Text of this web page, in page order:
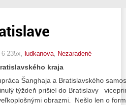
6 235x, ludkanova Nezaradené
kraja
Šanghaja a Bratislavského
týždeň prišiel do Bratislavy
obrazmi. Nešlo len o